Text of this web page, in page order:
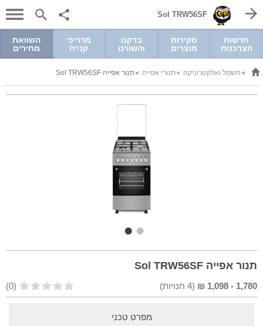
Sol TRW56SF
חדשות
הצרכנות
סקירות
מוצרים
בדקנו
והשווינו
מדריכי
קנייה
השוואת
מחירים
> חשמל ואלקטרוניקה >תנורי אפייה >תנור אפייה Sol TRW56SF
תנור אפייה Sol TRW56SF
1,780
-
1,098
₪
(
4 חנויות) (0)
מפרט טכני